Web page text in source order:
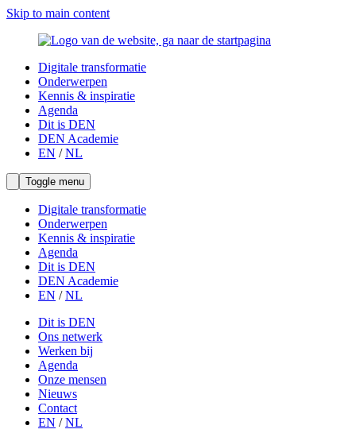
Skip to main content
Digitale transformatie
Onderwerpen
Kennis & inspiratie
Agenda
Dit is DEN
DEN Academie
EN /NL
Toggle menu
Digitale transformatie
Onderwerpen
Kennis & inspiratie
Agenda
Dit is DEN
DEN Academie
EN /NL
Dit is DEN
Ons netwerk
Werken bij
Agenda
Onze mensen
Nieuws
Contact
EN /NL